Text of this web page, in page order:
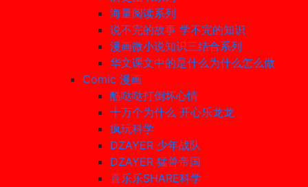
海量阅读系列
说不完的故事 学不完的知识
漫画微小说知识三结合系列
华文课文中的是什么为什么怎么做
Comic 漫画
酷哒哒打倒坏心情
十万个为什么 开心乐龙龙
疯玩科学
DZAYER 少年战队
DZAYER 猛兽帝国
喜乐乐SHARE科学